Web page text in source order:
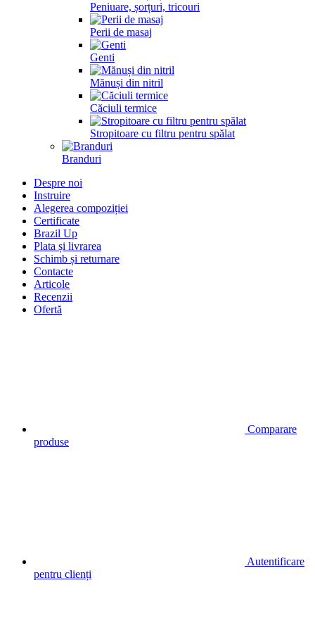
Peniuare, șorțuri, tricouri
Perii de masaj
Genti
Mănuși din nitril
Căciuli termice
Stropitoare cu filtru pentru spălat
Branduri
Despre noi
Instruire
Alegerea compoziției
Certificate
Brazil Up
Plata și livrarea
Schimb și returnare
Contacte
Articole
Recenzii
Ofertă
Comparare
produse
Autentificare
pentru clienți